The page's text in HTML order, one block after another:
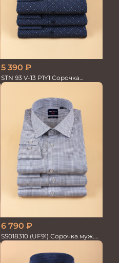
5 390 ₽
STN 93 V-13 P1Y1 Сорочка
мужская
6 790 ₽
SS018310 (UF91) Сорочка муж.
GROSTYLE TRENDY